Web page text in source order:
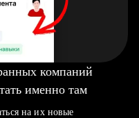
компаний
именно там
на их новые